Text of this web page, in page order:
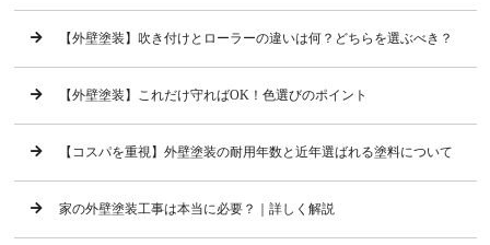
【外壁塗装】吹き付けとローラーの違いは何？どちらを選ぶべき？
【外壁塗装】これだけ守ればOK！色選びのポイント
【コスパを重視】外壁塗装の耐用年数と近年選ばれる塗料について
家の外壁塗装工事は本当に必要？｜詳しく解説